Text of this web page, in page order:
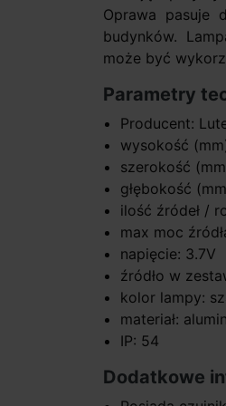
Oprawa pasuje
budynków.
może być
Parametry
Producent:
wysokość
szerokość
głębokość
ilość źródeł /
max moc
napięcie: 3.7V
źródło w
kolor lampy:
materiał:
IP: 54
Dodatkowe